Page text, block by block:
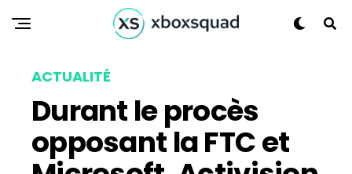
ACTUALITÉ
Durant le procès
opposant la FTC et